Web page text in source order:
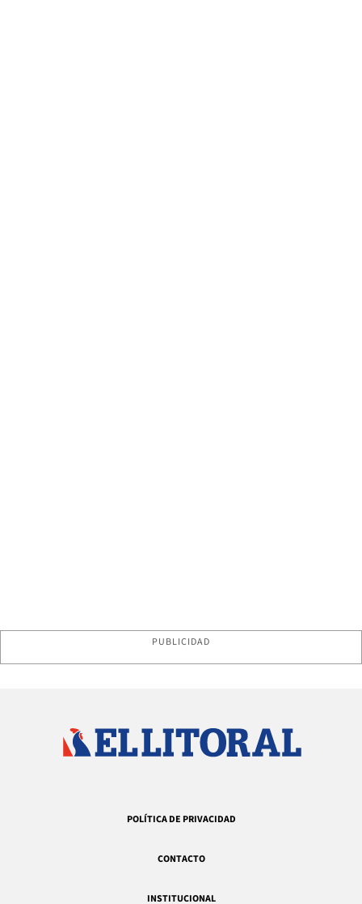
PUBLICIDAD
POLÍTICA DE PRIVACIDAD
CONTACTO
INSTITUCIONAL